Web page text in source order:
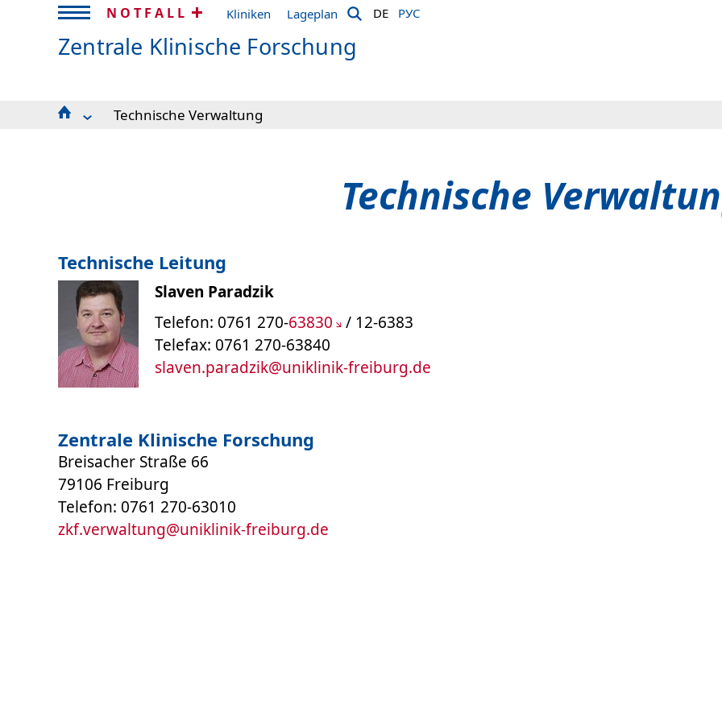
NOTFALL Kliniken Lageplan DE РУС
Zentrale Klinische Forschung
Technische Verwaltung
Technische
Technische Leitung
Slaven Paradzik
Telefon: 0761 270-63830
/ 12-6383
Telefax: 0761 270-63840
slaven.paradzik@uniklinik-freiburg.de
Zentrale Klinische Forschung
Breisacher Straße 66
79106 Freiburg
Telefon: 0761 270-63010
zkf.verwaltung@uniklinik-freiburg.de